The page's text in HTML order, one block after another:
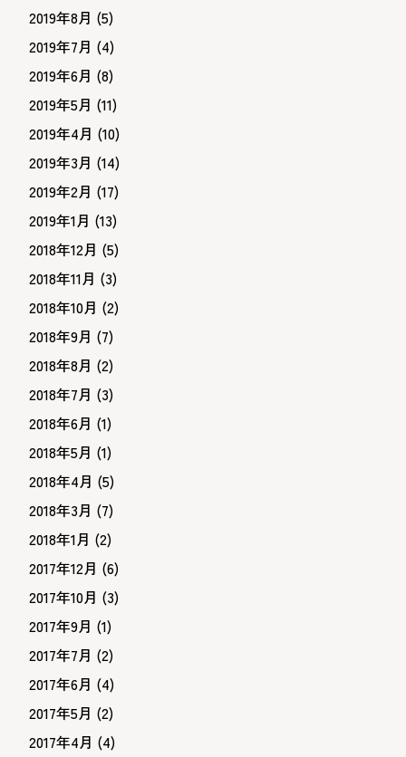
2019年8月 (5)
2019年7月 (4)
2019年6月 (8)
2019年5月 (11)
2019年4月 (10)
2019年3月 (14)
2019年2月 (17)
2019年1月 (13)
2018年12月 (5)
2018年11月 (3)
2018年10月 (2)
2018年9月 (7)
2018年8月 (2)
2018年7月 (3)
2018年6月 (1)
2018年5月 (1)
2018年4月 (5)
2018年3月 (7)
2018年1月 (2)
2017年12月 (6)
2017年10月 (3)
2017年9月 (1)
2017年7月 (2)
2017年6月 (4)
2017年5月 (2)
2017年4月 (4)